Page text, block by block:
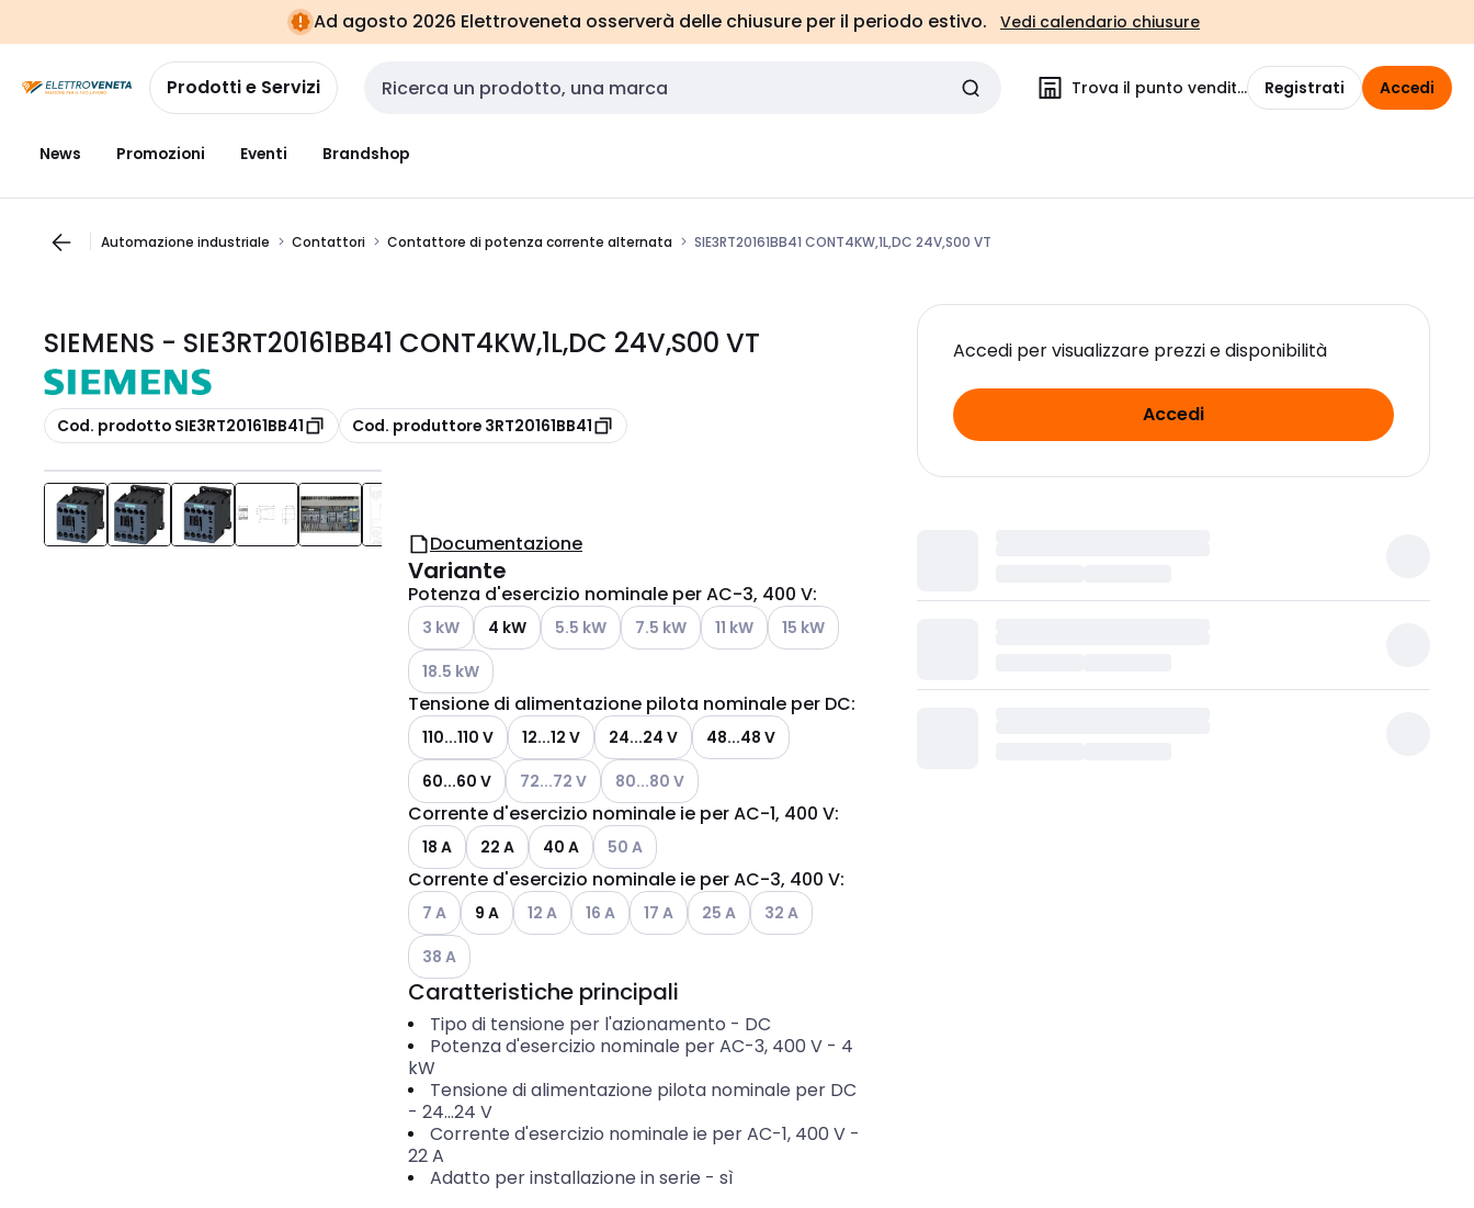
navigazionealla
pagina
Ad agosto 2026 Elettroveneta osserverà delle chiusure per il periodo estivo. Vedi calendario chiusure
Prodotti e Servizi Cerca input Trova il punto vendita Registrati Accedi
News Promozioni Eventi Brandshop
Automazione industriale Contattori Contattore di potenza corrente alternata SIE3RT20161BB41 CONT4KW,1L,DC 24V,S00 VT
SIEMENS - SIE3RT20161BB41 CONT4KW,1L,DC 24V,S00 VT
copia
Cod. prodotto SIE3RT20161BB41 copia
Cod. produttore 3RT20161BB41
Accedi per visualizzare prezzi e disponibilità
Accedi
Documentazione
Variante
Potenza d'esercizio nominale per AC-3, 400 V:
Vedi le opzioni disponibili
3 kW 4 kW Vedi le opzioni disponibili
5.5 kW Vedi le opzioni disponibili
7.5 kW Vedi le opzioni disponibili
11 kW Vedi le opzioni disponibili
15 kW
Vedi le opzioni disponibili
18.5 kW
Tensione di alimentazione pilota nominale per DC:
110...110 V 12...12 V 24...24 V
48...48 V
60...60 V
Vedi le opzioni disponibili
72...72 V Vedi le opzioni disponibili
80...80 V
Corrente d'esercizio nominale ie per AC-1, 400 V:
18 A 22 A 40 A Vedi le opzioni disponibili
50 A
Corrente d'esercizio nominale ie per AC-3, 400 V:
Vedi le opzioni disponibili
7 A 9 A Vedi le opzioni disponibili
12 A Vedi le opzioni disponibili
16 A Vedi le opzioni disponibili
17 A Vedi le opzioni disponibili
25 A Vedi le opzioni disponibili
32 A
Vedi le opzioni disponibili
38 A
Caratteristiche principali
Tipo di tensione per l'azionamento - DC
Potenza d'esercizio nominale per AC-3, 400 V- 4
kW
Tensione di alimentazione pilota nominale per DC
- 24...24 V
Corrente d'esercizio nominale ie per AC-1, 400 V-
22A
Adatto per installazione in serie - sì